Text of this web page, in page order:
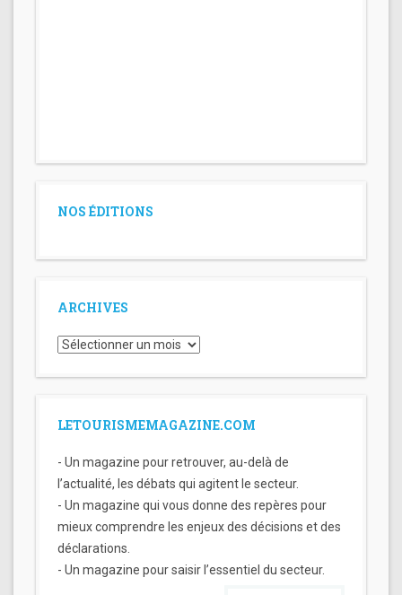
NOS ÉDITIONS
ARCHIVES
Archives
LETOURISMEMAGAZINE.COM
- Un magazine pour retrouver, au-delà de
l’actualité, les débats qui agitent le secteur.
- Un magazine qui vous donne des repères pour
mieux comprendre les enjeux des décisions et des
déclarations.
- Un magazine pour saisir l’essentiel du secteur.